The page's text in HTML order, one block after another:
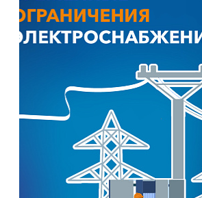
+7-800-700-24-57
Заказать обратный звонок
Корпоративным клиентам